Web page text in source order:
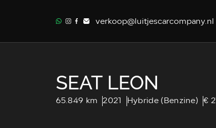
verkoop@luitjescarcompany.nl
SEAT LEON
65.849 km 2021 Hybride (Benzine) €